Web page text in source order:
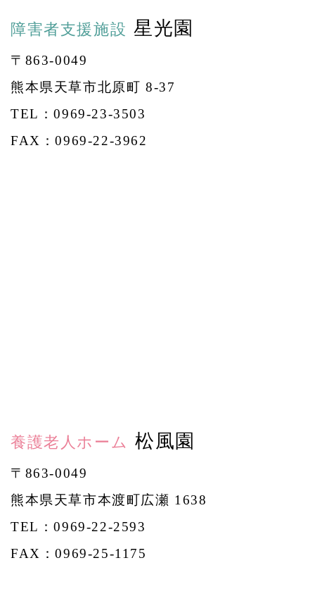
障害者支援施設 星光園
〒863-0049
熊本県天草市北原町 8-37
TEL：0969-23-3503
FAX：0969-22-3962
養護老人ホーム 松風園
〒863-0049
熊本県天草市本渡町広瀬 1638
TEL：0969-22-2593
FAX：0969-25-1175